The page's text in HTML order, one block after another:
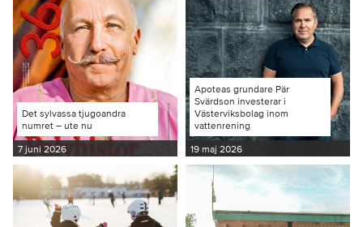
Det sylvassa tjugoandra
numret – ute nu
7 juni 2026
Apoteas grundare Pär
Svärdson investerar i
Västerviksbolag inom
vattenrening
19 maj 2026